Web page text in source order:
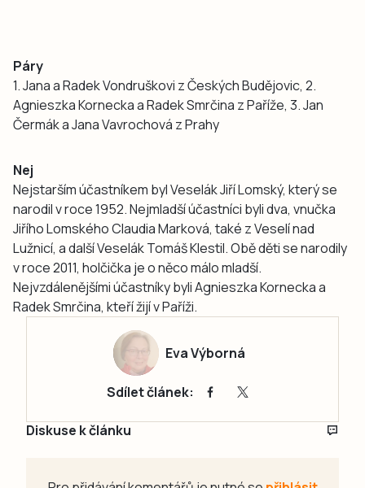
Páry
1. Jana a Radek Vondruškovi z Českých Budějovic, 2.
Agnieszka Kornecka a Radek Smrčina z Paříže, 3. Jan
Čermák a Jana Vavrochová z Prahy
Nej
Nejstarším účastníkem byl Veselák Jiří Lomský, který se
narodil v roce 1952. Nejmladší účastníci byli dva, vnučka
Jiřího Lomského Claudia Marková, také z Veselí nad
Lužnicí, a další Veselák Tomáš Klestil. Obě děti se narodily
v roce 2011, holčička je o něco málo mladší.
Nejvzdálenějšími účastníky byli Agnieszka Kornecka a
Radek Smrčina, kteří žijí v Paříži.
Eva Výborná
Sdílet článek:
Diskuse k článku